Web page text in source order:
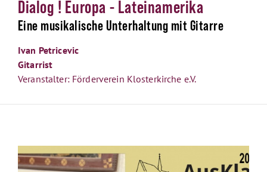
Dialog ! Europa - Lateinamerika
Eine musikalische Unterhaltung mit Gitarre
Ivan Petricevic
Gitarrist
Veranstalter: Förderverein Klosterkirche e.V.